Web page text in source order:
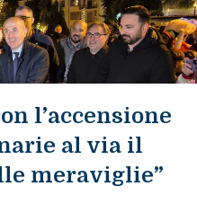
l’accensione
al via il
meraviglie”